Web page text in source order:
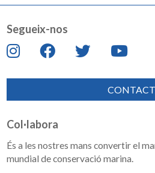
Segueix-nos
Col·labora
És a les nostres mans convertir el
mundial de conservació marina.